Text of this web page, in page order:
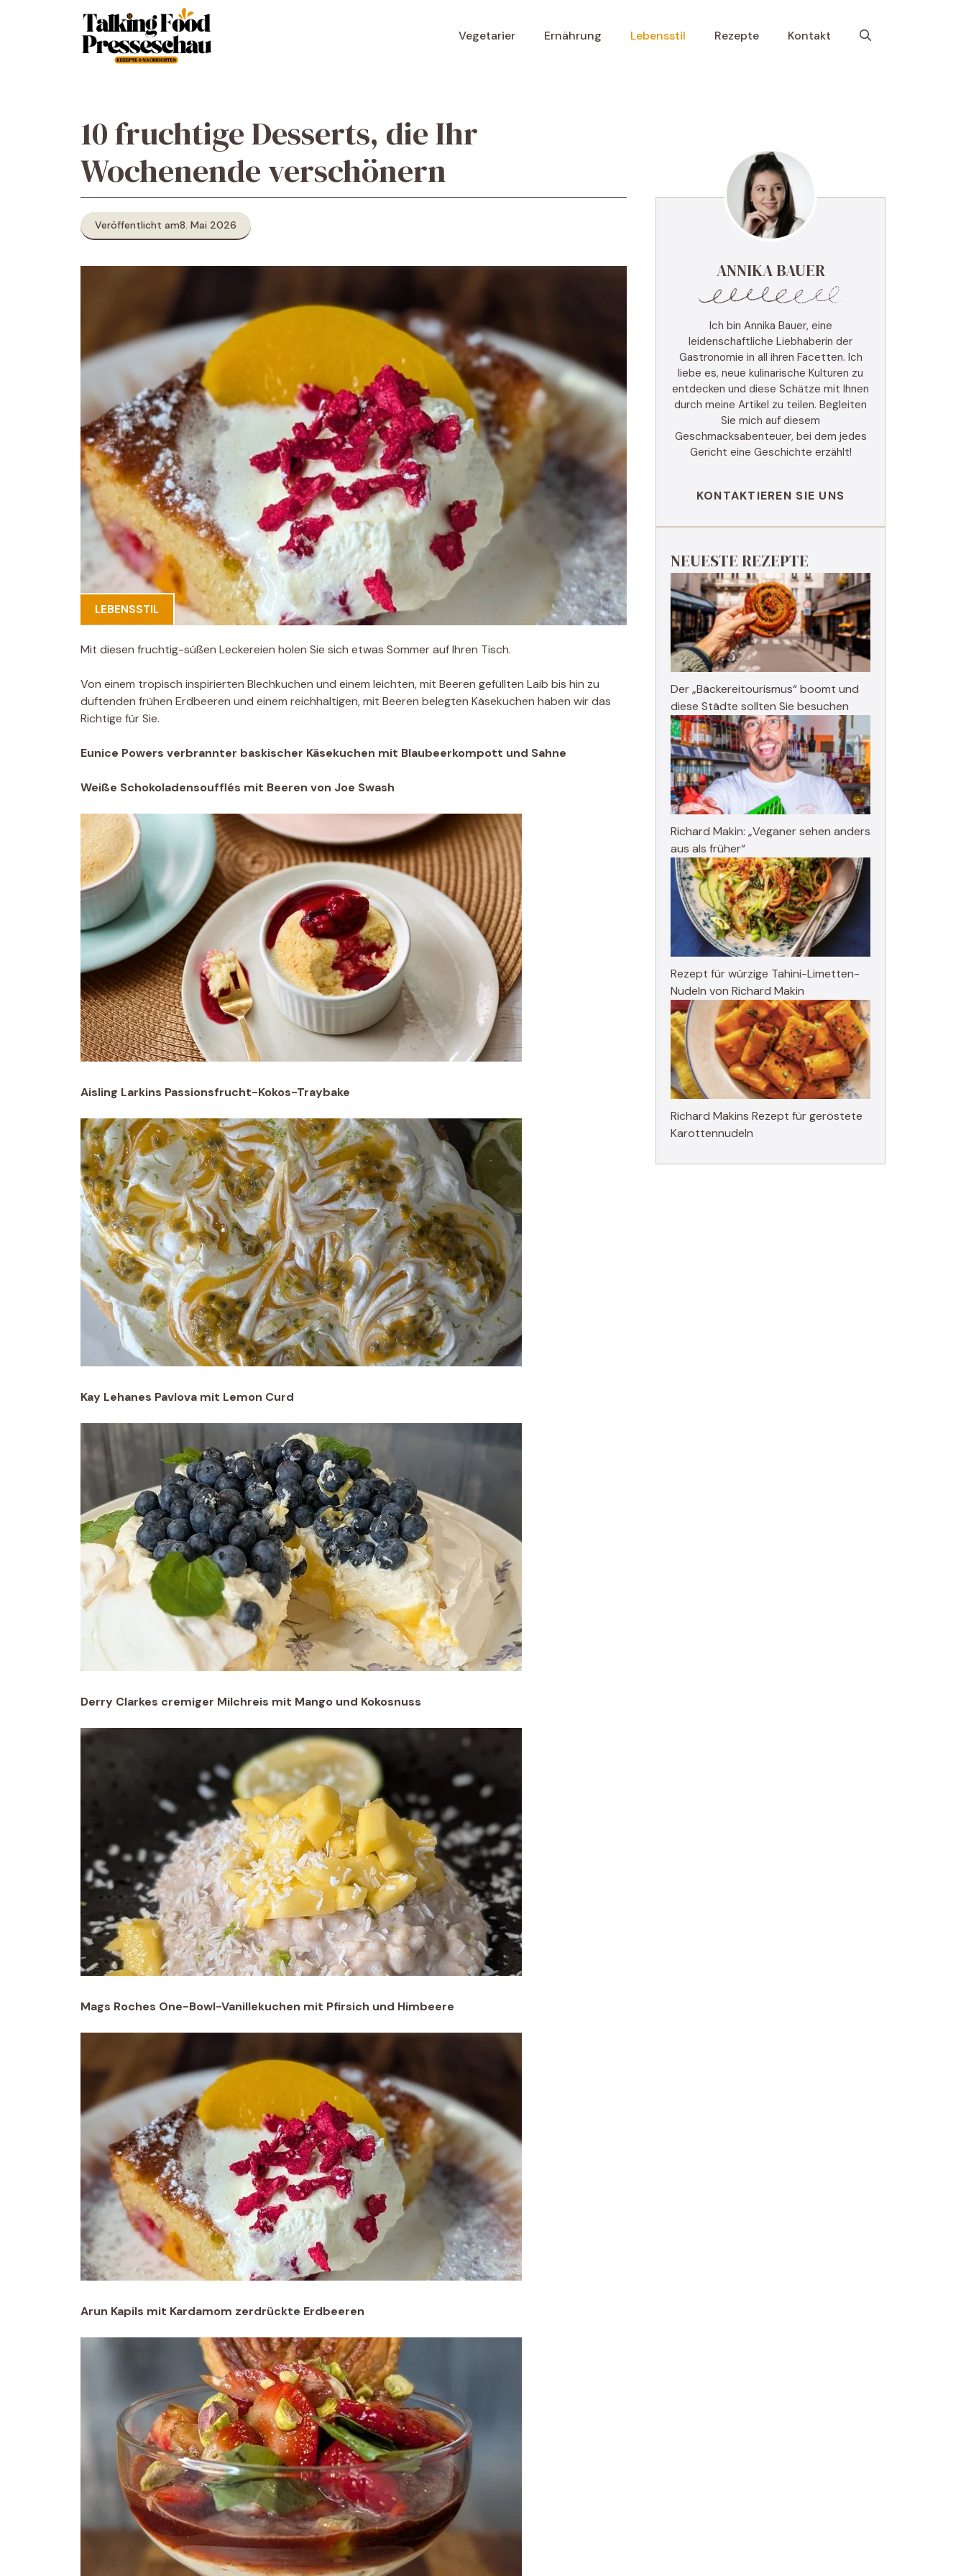
Vegetarier Ernährung Lebensstil Rezepte Kontakt
10 fruchtige Desserts, die Ihr
Wochenende verschönern
Veröffentlicht am8. Mai 2026
LEBENSSTIL
Mit diesen fruchtig-süßen Leckereien holen Sie sich etwas Sommer auf Ihren Tisch.
Von einem tropisch inspirierten Blechkuchen und einem leichten, mit Beeren gefüllten Laib bis hin zu
duftenden frühen Erdbeeren und einem reichhaltigen, mit Beeren belegten Käsekuchen haben wir das
Richtige für Sie.
Eunice Powers verbrannter baskischer Käsekuchen mit Blaubeerkompott und Sahne
Weiße Schokoladensoufflés mit Beeren von Joe Swash
Aisling Larkins Passionsfrucht-Kokos-Traybake
Kay Lehanes Pavlova mit Lemon Curd
Derry Clarkes cremiger Milchreis mit Mango und Kokosnuss
Mags Roches One-Bowl-Vanillekuchen mit Pfirsich und Himbeere
Arun Kapils mit Kardamom zerdrückte Erdbeeren
ANNIKA BAUER
Ich bin Annika Bauer, eine
leidenschaftliche Liebhaberin der
Gastronomie in all ihren Facetten. Ich
liebe es, neue kulinarische Kulturen zu
entdecken und diese Schätze mit Ihnen
durch meine Artikel zu teilen. Begleiten
Sie mich auf diesem
Geschmacksabenteuer, bei dem jedes
Gericht eine Geschichte erzählt!
KONTAKTIEREN SIE UNS
NEUESTE REZEPTE
Der „Bäckereitourismus“ boomt und
diese Städte sollten Sie besuchen
Richard Makin: „Veganer sehen anders
aus als früher“
Rezept für würzige Tahini-Limetten-
Nudeln von Richard Makin
Richard Makins Rezept für geröstete
Karottennudeln